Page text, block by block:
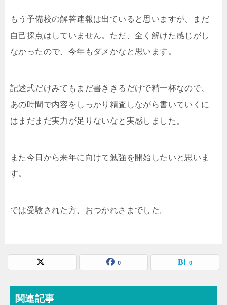
もう予備校の解答速報は出ていると思いますが、まだ
自己採点はしていません。ただ、全く解けた感じがし
なかったので、今年もダメかなと思います。
記述式だけみてもまだ書ききるだけで精一杯なので、
あの時間で内容をしっかり精査しながら書いていくに
はまだまだ実力が足りないなと実感しました。
また今日から来年に向けて勉強を開始したいと思いま
す。
では受験された方、おつかれさまでした。
0 0
関連記事